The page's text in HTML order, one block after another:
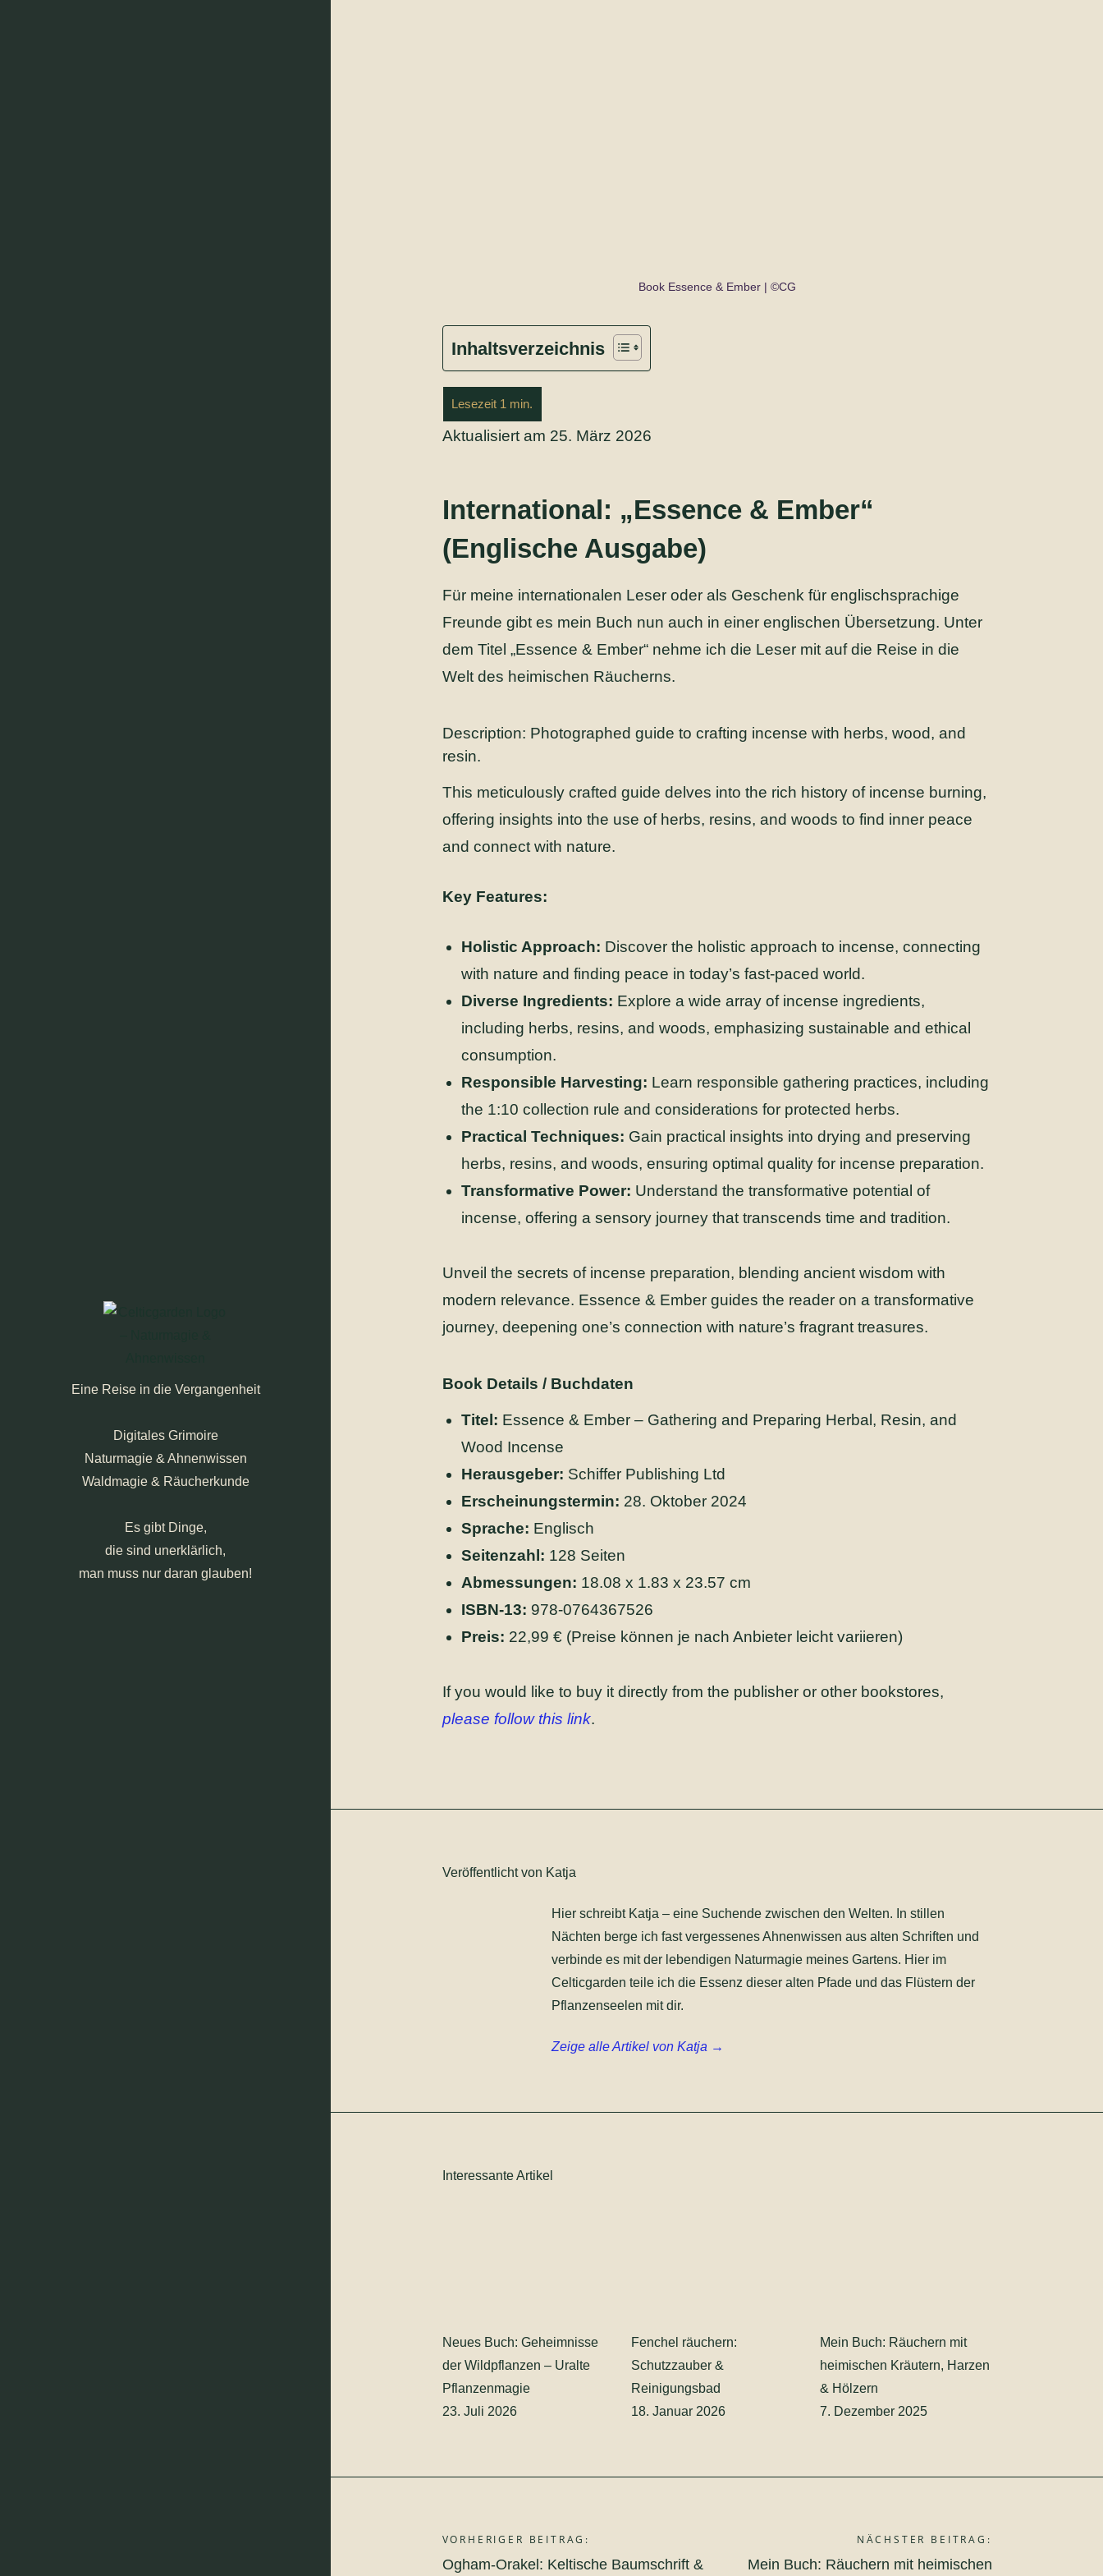
Eine Reise in die Vergangenheit
Digitales Grimoire
Naturmagie & Ahnenwissen
Waldmagie & Räucherkunde
Es gibt Dinge,
die sind unerklärlich,
man muss nur daran glauben!
Book Essence & Ember | ©CG
Inhaltsverzeichnis
Aktualisiert am 25. März 2026
International: „Essence & Ember“
(Englische Ausgabe)
Für meine internationalen Leser oder als Geschenk für englischsprachige
Freunde gibt es mein Buch nun auch in einer englischen Übersetzung. Unter
dem Titel „Essence & Ember“ nehme ich die Leser mit auf die Reise in die
Welt des heimischen Räucherns.
Description: Photographed guide to crafting incense with herbs, wood, and
resin.
This meticulously crafted guide delves into the rich history of incense burning,
offering insights into the use of herbs, resins, and woods to find inner peace
and connect with nature.
Key Features:
Holistic Approach: Discover the holistic approach to incense, connecting
with nature and finding peace in today’s fast-paced world.
Diverse Ingredients: Explore a wide array of incense ingredients,
including herbs, resins, and woods, emphasizing sustainable and ethical
consumption.
Responsible Harvesting: Learn responsible gathering practices, including
the 1:10 collection rule and considerations for protected herbs.
Practical Techniques: Gain practical insights into drying and preserving
herbs, resins, and woods, ensuring optimal quality for incense preparation.
Transformative Power: Understand the transformative potential of
incense, offering a sensory journey that transcends time and tradition.
Unveil the secrets of incense preparation, blending ancient wisdom with
modern relevance. Essence & Ember guides the reader on a transformative
journey, deepening one’s connection with nature’s fragrant treasures.
Book Details / Buchdaten
Titel: Essence & Ember – Gathering and Preparing Herbal, Resin, and
Wood Incense
Herausgeber: Schiffer Publishing Ltd
Erscheinungstermin: 28. Oktober 2024
Sprache: Englisch
Seitenzahl: 128 Seiten
Abmessungen: 18.08 x 1.83 x 23.57 cm
ISBN-13: 978-0764367526
Preis: 22,99 € (Preise können je nach Anbieter leicht variieren)
If you would like to buy it directly from the publisher or other bookstores,
please follow this link.
Veröffentlicht von Katja
Hier schreibt Katja – eine Suchende zwischen den Welten. In stillen
Nächten berge ich fast vergessenes Ahnenwissen aus alten Schriften und
verbinde es mit der lebendigen Naturmagie meines Gartens. Hier im
Celticgarden teile ich die Essenz dieser alten Pfade und das Flüstern der
Pflanzenseelen mit dir.
Zeige alle Artikel von Katja →
Interessante Artikel
Neues Buch: Geheimnisse
der Wildpflanzen – Uralte
Pflanzenmagie
23. Juli 2026
Fenchel räuchern:
Schutzzauber &
Reinigungsbad
18. Januar 2026
Mein Buch: Räuchern mit
heimischen Kräutern, Harzen
& Hölzern
7. Dezember 2025
Beitragsnavigation
VORHERIGER BEITRAG:
Ogham-Orakel: Keltische Baumschrift &
NÄCHSTER BEITRAG:
Mein Buch: Räuchern mit heimischen